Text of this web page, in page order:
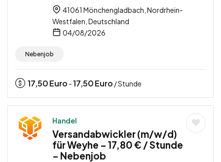
41061 Mönchengladbach, Nordrhein-
Westfalen, Deutschland
04/08/2026
Nebenjob
17,50Euro -17,50Euro / Stunde
Handel
Versandabwickler (m/w/d)
für Weyhe – 17,80 € / Stunde
– Nebenjob